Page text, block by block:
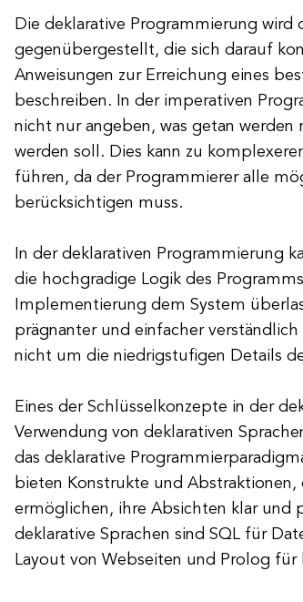
Die deklarative Programmierung
gegenübergestellt, die sich darauf
Anweisungen zur Erreichung eines
beschreiben. In der imperativen
nicht nur angeben, was getan werden
werden soll. Dies kann zu
führen, da der Programmierer alle
berücksichtigen muss.
In der deklarativen Programmierung
die hochgradige Logik des
Implementierung dem System
prägnanter und einfacher
nicht um die niedrigstufigen Details
Eines der Schlüsselkonzepte in der
Verwendung von deklarativen
das deklarative
bieten Konstrukte und
ermöglichen, ihre Absichten klar und
deklarative Sprachen sind SQL für
Layout von Webseiten und Prolog